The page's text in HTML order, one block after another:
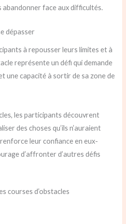
abandonner face aux difficultés.
dépasser
à repousser leurs limites et à
représente un défi qui demande
une capacité à sortir de sa zone de
les participants découvrent
des choses qu’ils n’auraient
leur confiance en eux-
d’affronter d’autres défis
courses d’obstacles